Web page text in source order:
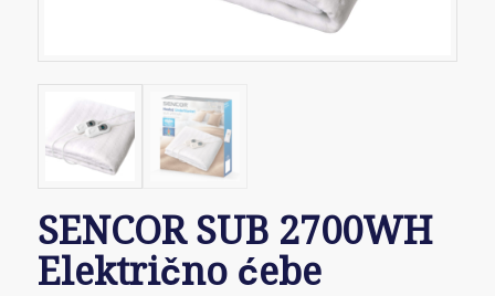
SENCOR SUB 2700WH
Električno ćebe